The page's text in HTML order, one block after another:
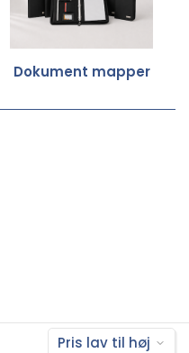
Dokument mapper
Pris lav til høj